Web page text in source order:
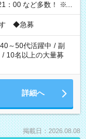
！ ※お
◆急募
40～50代活躍中 / 副
/ 10名以上の大量募
詳細へ
掲載日：2026.08.08